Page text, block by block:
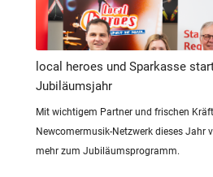
local heroes und Sparkasse
Jubiläumsjahr
Mit wichtigem Partner und frischen
Newcomermusik-Netzwerk dieses Jahr
mehr zum Jubiläumsprogramm.